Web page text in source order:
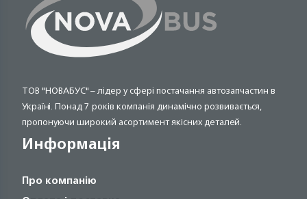
ТОВ "НОВАБУС" – лідер у сфері постачання автозапчастин в
Україні. Понад 7 років компанія динамічно розвивається,
пропонуючи широкий асортимент якісних деталей.
Информація
Про компанію